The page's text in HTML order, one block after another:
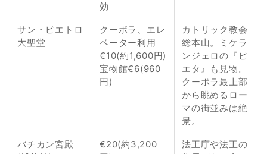
効
サン・ピエトロ
大聖堂
クーポラ、エレ
ベーター利用
€10(約1,600円)
宝物館€6(960
円)
カトリック教会
総本山。ミケラ
ンジェロの『ピ
エタ』も見物。
クーポラ最上部
から眺めるロー
マの街並みは絶
景。
バチカン宮殿
€20(約3,200
法王庁や法王の